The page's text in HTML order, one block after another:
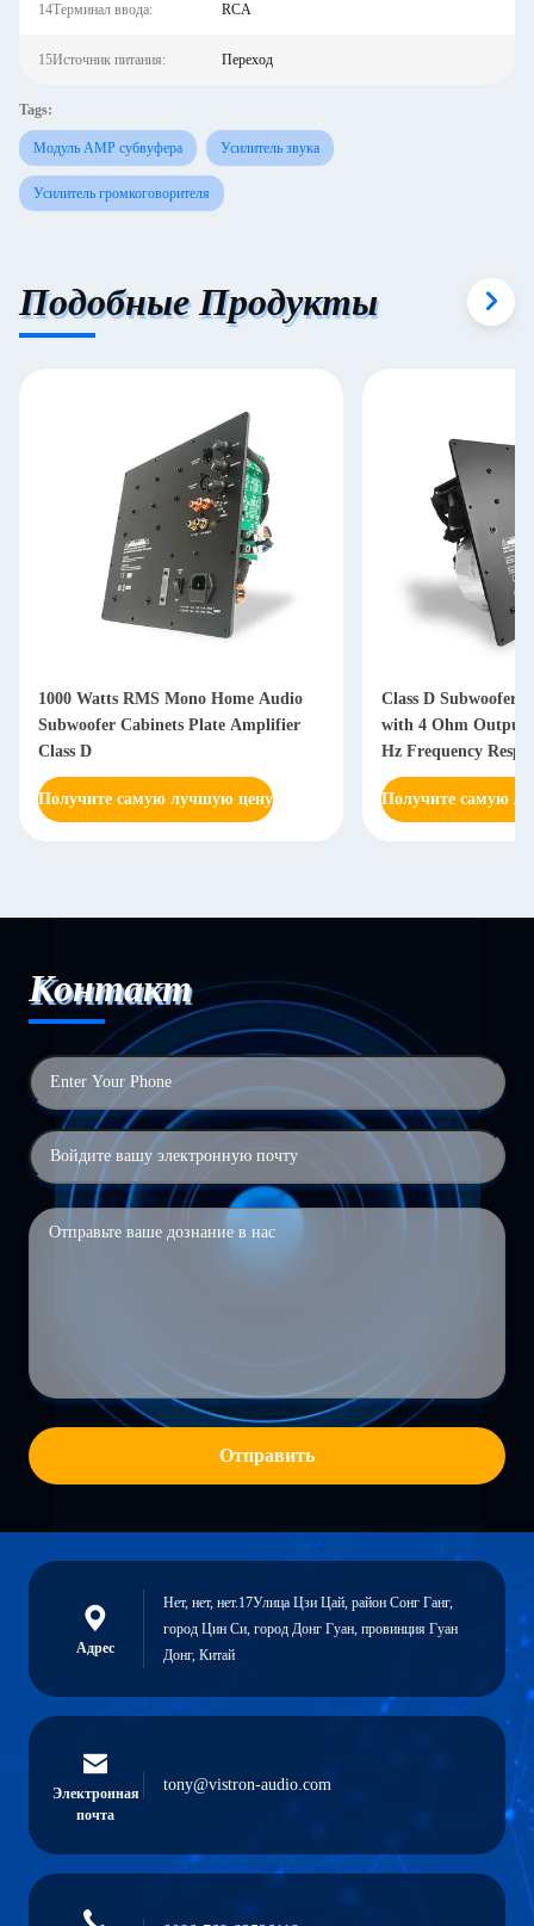
14Терминал ввода: RCA
15Источник питания: Переход
Tags:
Модуль AMP субвуфера Усилитель звука
Усилитель громкоговорителя
Подобные Продукты
1000 Watts RMS Mono Home Audio
Subwoofer Cabinets Plate Amplifier
Class D
Получите самую лучшую цену
Class D Subwoofer
with 4 Ohm Output
Hz Frequency
Power Supply
Получите самую
Контакт
Отправить
Адрес
Нет, нет, нет.17Улица Цзи Цай, район Сонг Ганг,
город Цин Си, город Донг Гуан, провинция Гуан
Донг, Китай
Электронная
почта
tony@vistron-audio.com